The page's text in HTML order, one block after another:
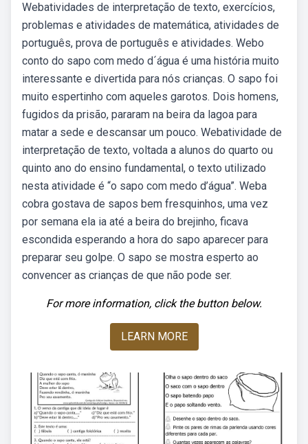
Webatividades de interpretação de texto, exercícios,
problemas e atividades de matemática, atividades de
português, prova de português e atividades. Webo
conto do sapo com medo d´água é uma história muito
interessante e divertida para nós crianças. O sapo foi
muito espertinho com aqueles garotos. Dois homens,
fugidos da prisão, pararam na beira da lagoa para
matar a sede e descansar um pouco. Webatividade de
interpretação de texto, voltada a alunos do quarto ou
quinto ano do ensino fundamental, o texto utilizado
nesta atividade é “o sapo com medo d’água”. Weba
cobra gostava de sapos bem fresquinhos, uma vez
por semana ela ia até a beira do brejinho, ficava
escondida esperando a hora do sapo aparecer para
preparar seu golpe. O sapo se mostra esperto ao
convencer as crianças de que não pode ser.
For more information, click the button below.
LEARN MORE